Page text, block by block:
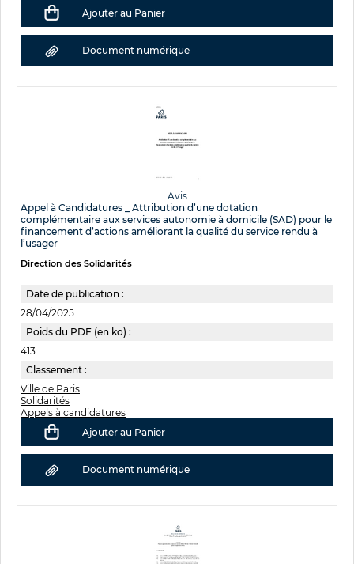
Ajouter au Panier
Document numérique
Avis
Appel à Candidatures _ Attribution d’une dotation
complémentaire aux services autonomie à domicile (SAD) pour le
financement d’actions améliorant la qualité du service rendu à
l’usager
Direction des Solidarités
Date de publication :
28/04/2025
Poids du PDF (en ko) :
413
Classement :
Ville de Paris
Solidarités
Appels à candidatures
Ajouter au Panier
Document numérique